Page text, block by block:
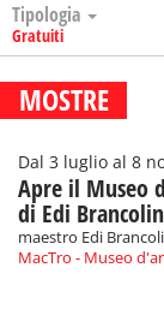
Tipologia
Gratuiti
MOSTRE
Dal 3 luglio al 8
Apre il Museo
di Edi
maestro Edi
MacTro - Museo